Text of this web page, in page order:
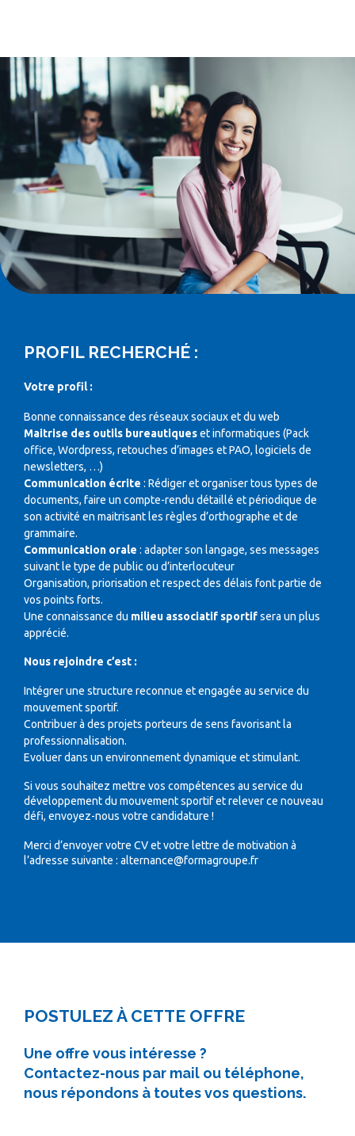
PROFIL RECHERCHÉ :
Votre profil :
Bonne connaissance des réseaux sociaux et du web
Maitrise des outils bureautiqueset informatiques (Pack
office, Wordpress, retouches d’images et PAO, logiciels de
newsletters, …)
Communication écrite : Rédiger et organiser tous types de
documents, faire un compte-rendu détaillé et périodique de
son activité en maitrisant les règles d’orthographe et de
grammaire.
Communication orale : adapter son langage, ses messages
suivant le type de public ou d’interlocuteur
Organisation, priorisation et respect des délais font partie de
vos points forts.
Une connaissance du milieu associatif sportifsera un plus
apprécié.
Nous rejoindre c’est :
Intégrer une structure reconnue et engagée au service du
mouvement sportif.
Contribuer à des projets porteurs de sens favorisant la
professionnalisation.
Evoluer dans un environnement dynamique et stimulant.
Si vous souhaitez mettre vos compétences au service du
développement du mouvement sportif et relever ce nouveau
défi, envoyez-nous votre candidature !
Merci d’envoyer votre CV et votre lettre de motivation à
l’adresse suivante : alternance@formagroupe.fr
POSTULEZ À CETTE OFFRE
Une offre vous intéresse ?
Contactez-nous par mail ou téléphone,
nous répondons à toutes vos questions.